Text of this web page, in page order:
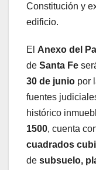
Constitución y
edificio.
El Anexo del
de Santa Fe
30 de junio por
fuentes
histórico
1500, cuenta
cuadrados
de subsuelo,